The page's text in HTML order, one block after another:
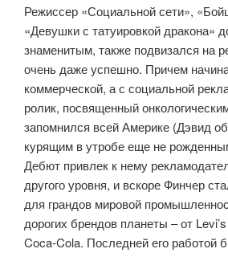
Режиссер «Социальной сети»,
«Девушки с татуировкой дракона»
знаменитым, также подвизался на
очень даже успешно. Причем
коммерческой, а с социальной
ролик, посвященный
запомнился всей Америке (Дэвид
курящим в утробе еще не
Дебют привлек к нему
другого уровня, и вскоре Финчер
для грандов мировой
дорогих брендов планеты – от
Coca-Cola. Последней его работой